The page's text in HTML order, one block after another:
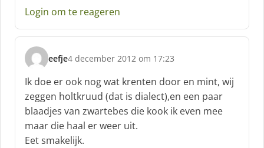
Login om te reageren
eefje
s
c
h
r
e
e
f
4 december 2012 om 17:23
Ik doe er ook nog wat krenten door en mint, wij
zeggen holtkruud (dat is dialect),en een paar
blaadjes van zwartebes die kook ik even mee
maar die haal er weer uit.
Eet smakelijk.